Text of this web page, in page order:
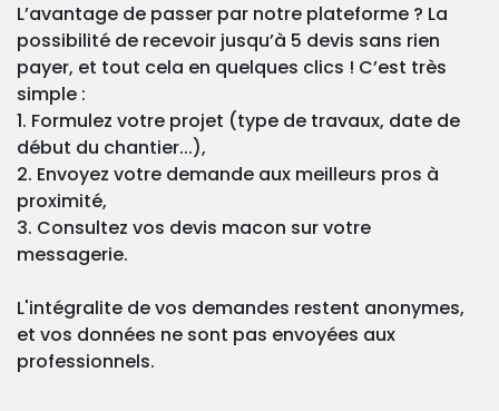
L’avantage de passer par notre plateforme ? La
possibilité de recevoir jusqu’à 5 devis sans rien
payer, et tout cela en quelques clics ! C’est très
simple :
1. Formulez votre projet (type de travaux, date de
début du chantier...),
2. Envoyez votre demande aux meilleurs pros à
proximité,
3. Consultez vos devis macon sur votre
messagerie.
L'intégralite de vos demandes restent anonymes,
et vos données ne sont pas envoyées aux
professionnels.